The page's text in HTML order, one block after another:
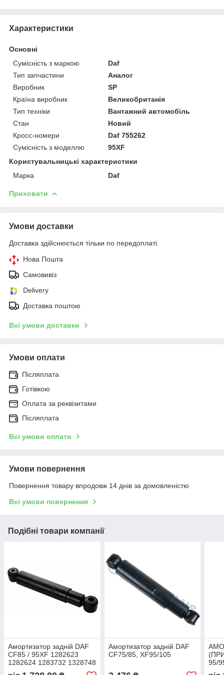
Характеристики
Основні
Сумісність з маркою
Daf
Тип запчастини
Аналог
Виробник
SP
Країна виробник
Великобританія
Тип техніки
Вантажний автомобіль
Стан
Новий
Кросс-номери
Daf 755262
Сумісність з моделлю
95XF
Користувальницькі характеристики
Марка
Daf
Приховати
Умови доставки
Доставка здійснюється тільки по передоплаті.
Нова Пошта
Самовивіз
Delivery
Доставка поштою
Всі умови доставки
Умови оплати
Післяплата
Готівкою
Оплата за реквізитами
Післяплата
Всі умови оплати
Умови повернення
Повернення товару впродовж 14 днів за домовленістю
Всі умови повернення
Подібні товари компанії
Амортизатор задній DAF
CF85 / 95XF 1282623
1282624 1283732 1328748
222773 252620 360585
Амортизатор задній DAF
CF75/85, XF95/105
95/